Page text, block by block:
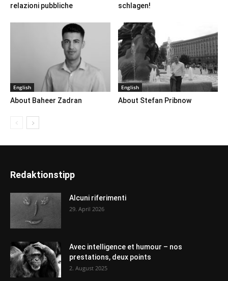
relazioni pubbliche
schlagen!
English
About Baheer Zadran
English
About Stefan Pribnow
Redaktionstipp
Alcuni riferimenti
29. April 2026
Avec intelligence et humour – nos
prestations, deux points
2. August 2025